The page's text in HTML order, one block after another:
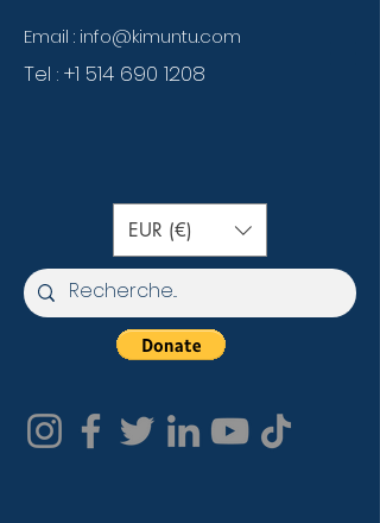
Email : info@kimuntu.com
Tel : +1 514 690 1208
EUR (€)